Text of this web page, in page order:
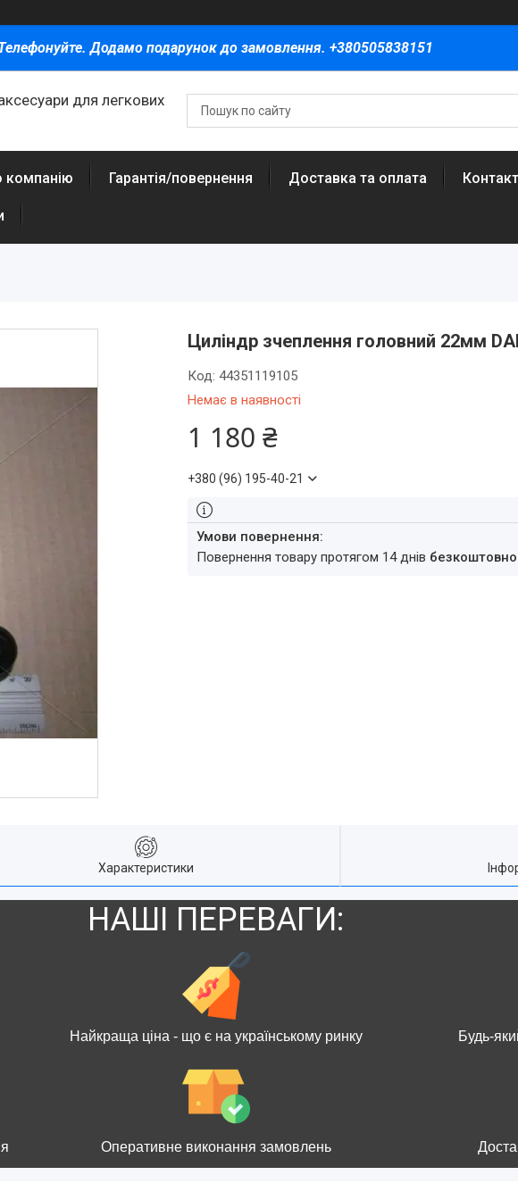
Додамо подарунок до замовлення. +380505838151
для легкових
компанію Гарантія/повернення Доставка та оплата
Циліндр зчеплення головний 22мм
Немає в наявності
Код:44351119105
1 180 ₴
+380 (96) 195-40-21
повернення товару протягом 14 днів безкоштовно
Характеристики
НАШІ ПЕРЕВАГИ:
Найкраща ціна - що є на українському ринку Будь-
Оперативне виконання замовлень